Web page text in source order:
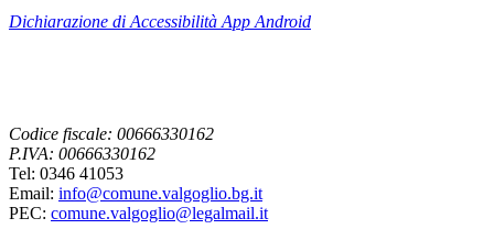
Dichiarazione di Accessibilità App Android
Codice fiscale: 00666330162
P.IVA: 00666330162
Tel: 0346 41053
Email: info@comune.valgoglio.bg.it
PEC: comune.valgoglio@legalmail.it